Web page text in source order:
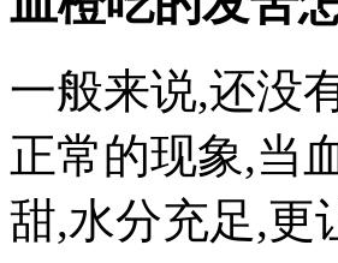
一般来说,还没
正常的现象,当
甜,水分充足,更